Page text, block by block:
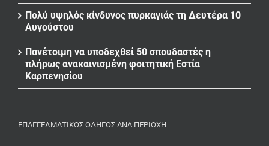
Πολύ υψηλός κίνδυνος πυρκαγιάς τη Δευτέρα 10
Αυγούστου
Πανέτοιμη να υποδεχθεί 50 σπουδαστές η
πλήρως ανακαινισμένη φοιτητική Εστία
Καρπενησίου
ΕΠΑΓΓΕΛΜΑΤΙΚΌΣ ΟΔΗΓΌΣ ΑΝΆ ΠΕΡΙΟΧΉ